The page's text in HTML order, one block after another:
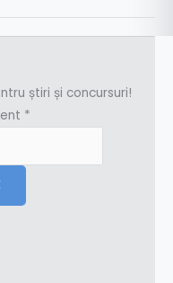
știri și concursuri!
*